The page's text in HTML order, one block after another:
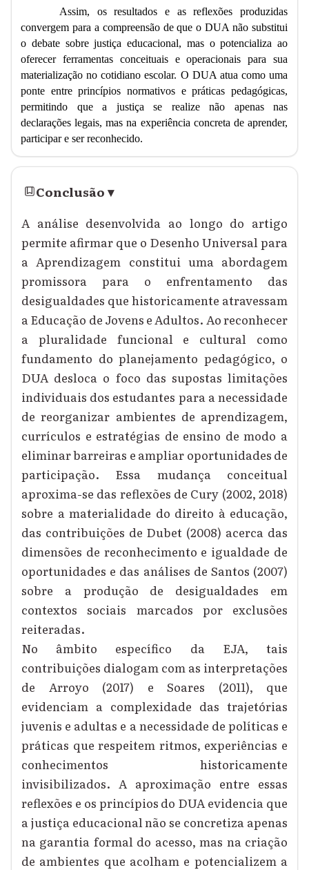
Assim, os resultados e as reflexões produzidas
convergem para a compreensão de que o DUA não substitui
o debate sobre justiça educacional, mas o potencializa ao
oferecer ferramentas conceituais e operacionais para sua
materialização no cotidiano escolar. O DUA atua como uma
ponte entre princípios normativos e práticas pedagógicas,
permitindo que a justiça se realize não apenas nas
declarações legais, mas na experiência concreta de aprender,
participar e ser reconhecido.
Conclusão▾
A análise desenvolvida ao longo do artigo
permite afirmar que o Desenho Universal para
a Aprendizagem constitui uma abordagem
promissora para o enfrentamento das
desigualdades que historicamente atravessam
a Educação de Jovens e Adultos. Ao reconhecer
a pluralidade funcional e cultural como
fundamento do planejamento pedagógico, o
DUA desloca o foco das supostas limitações
individuais dos estudantes para a necessidade
de reorganizar ambientes de aprendizagem,
currículos e estratégias de ensino de modo a
eliminar barreiras e ampliar oportunidades de
participação. Essa mudança conceitual
aproxima-se das reflexões de Cury (2002, 2018)
sobre a materialidade do direito à educação,
das contribuições de Dubet (2008) acerca das
dimensões de reconhecimento e igualdade de
oportunidades e das análises de Santos (2007)
sobre a produção de desigualdades em
contextos sociais marcados por exclusões
reiteradas.
No âmbito específico da EJA, tais
contribuições dialogam com as interpretações
de Arroyo (2017) e Soares (2011), que
evidenciam a complexidade das trajetórias
juvenis e adultas e a necessidade de políticas e
práticas que respeitem ritmos, experiências e
conhecimentos historicamente
invisibilizados. A aproximação entre essas
reflexões e os princípios do DUA evidencia que
a justiça educacional não se concretiza apenas
na garantia formal do acesso, mas na criação
de ambientes que acolham e potencializem a